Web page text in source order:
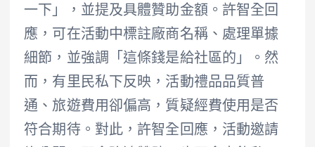
一下」，並提及具體贊助金額。許智全回
應，可在活動中標註廠商名稱、處理單據
細節，並強調「這條錢是給社區的」。然
而，有里民私下反映，活動禮品品質普
通、旅遊費用卻偏高，質疑經費使用是否
符合期待。對此，許智全回應，活動邀請